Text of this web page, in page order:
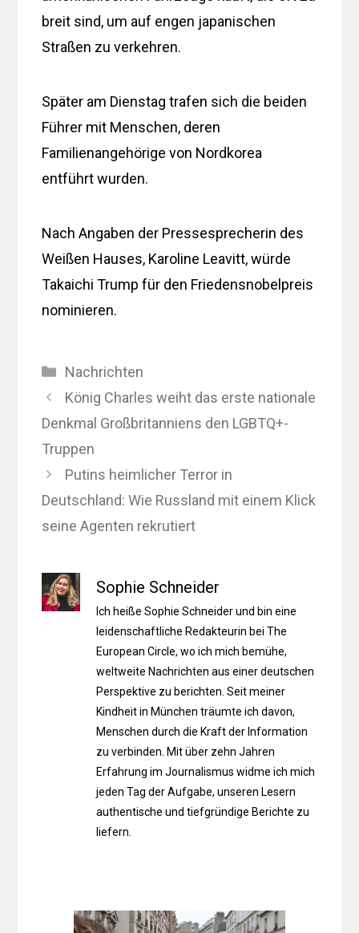
breit sind, um auf engen japanischen
Straßen zu verkehren.
Später am Dienstag trafen sich die beiden
Führer mit Menschen, deren
Familienangehörige von Nordkorea
entführt wurden.
Nach Angaben der Pressesprecherin des
Weißen Hauses, Karoline Leavitt, würde
Takaichi Trump für den Friedensnobelpreis
nominieren.
Kategorien
Nachrichten
König Charles weiht das erste nationale
Denkmal Großbritanniens den LGBTQ+-
Truppen
Putins heimlicher Terror in
Deutschland: Wie Russland mit einem Klick
seine Agenten rekrutiert
Sophie Schneider
Ich heiße Sophie Schneider und bin eine
leidenschaftliche Redakteurin bei The
European Circle, wo ich mich bemühe,
weltweite Nachrichten aus einer deutschen
Perspektive zu berichten. Seit meiner
Kindheit in München träumte ich davon,
Menschen durch die Kraft der Information
zu verbinden. Mit über zehn Jahren
Erfahrung im Journalismus widme ich mich
jeden Tag der Aufgabe, unseren Lesern
authentische und tiefgründige Berichte zu
liefern.